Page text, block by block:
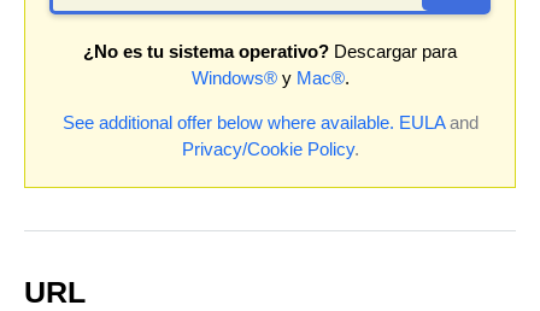
¿No es tu sistema operativo? Descargar para
Windows®y Mac®.
See additional offer below where available. EULAand
Privacy/Cookie Policy.
URL